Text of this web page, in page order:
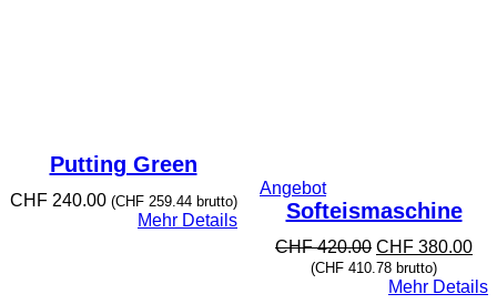
Putting Green
CHF240.00 (CHF259.44brutto)
Mehr Details
AngebotProdukt
im
Angebot
Softeismaschine
CHF420.00 Ursprünglicher
Preis
war:
CHF 380.00
ist:
(CHF 410.78 brutto)
Mehr Details